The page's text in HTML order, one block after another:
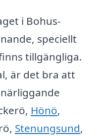
i Bohus-
speciellt
tillgängliga.
är det bra att
Hönö,
Stenungsund,